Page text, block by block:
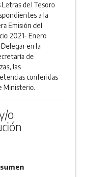
Letras del Tesoro
a la
Emisión del
2021- Enero
Delegar en la
de
las
conferidas
Ministerio.
o